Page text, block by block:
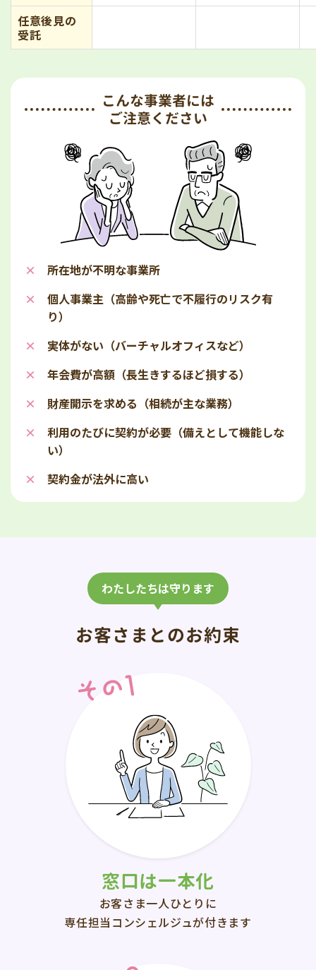
任意後見の
受託
こんな事業者には
ご注意ください
所在地が不明な事業所
個人事業主（高齢や死亡で不履行のリスク有
り）
実体がない（バーチャルオフィスなど）
年会費が高額（長生きするほど損する）
財産開示を求める（相続が主な業務）
利用のたびに契約が必要（備えとして機能しな
い）
契約金が法外に高い
わたしたちは守ります
お客さまとのお約束
窓口は一本化
お客さま一人ひとりに
専任担当コンシェルジュが付きます